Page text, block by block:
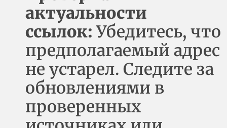
актуальности
ссылок: Убедитесь, что
предполагаемый адрес
не устарел. Следите за
обновлениями в
проверенных